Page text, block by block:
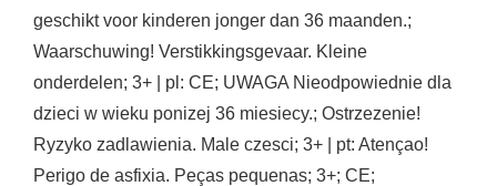
geschikt voor kinderen jonger dan 36 maanden.;
Waarschuwing! Verstikkingsgevaar. Kleine
onderdelen; 3+ | pl: CE; UWAGA Nieodpowiednie dla
dzieci w wieku ponizej 36 miesiecy.; Ostrzezenie!
Ryzyko zadlawienia. Male czesci; 3+ | pt: Atençao!
Perigo de asfixia. Peças pequenas; 3+; CE;